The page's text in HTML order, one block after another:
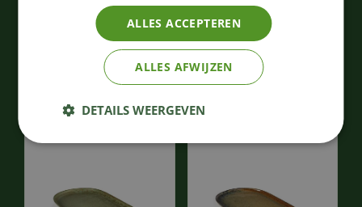
105
Bestellen
€ 74,
Bestellen
ALLES ACCEPTEREN
ALLES AFWIJZEN
DETAILS WEERGEVEN